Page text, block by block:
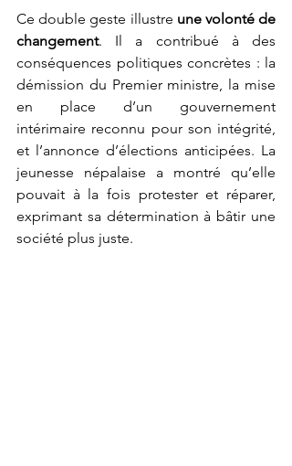
Ce double geste illustre une volonté de
changement. Il a contribué à des
conséquences politiques concrètes : la
démission du Premier ministre, la mise
en place d’un gouvernement
intérimaire reconnu pour son intégrité,
et l’annonce d’élections anticipées. La
jeunesse népalaise a montré qu’elle
pouvait à la fois protester et réparer,
exprimant sa détermination à bâtir une
société plus juste.